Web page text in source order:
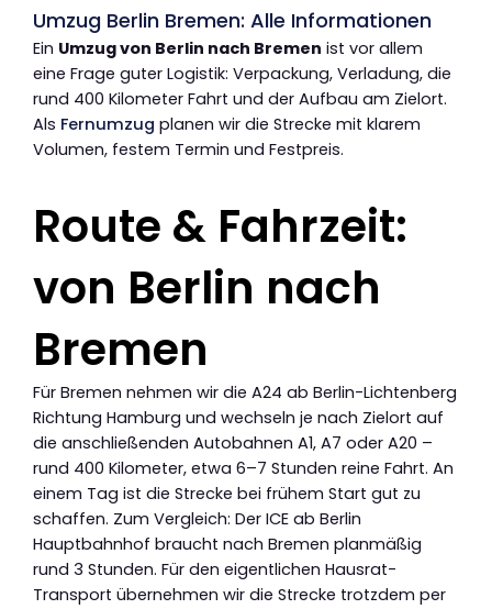
Umzug Berlin Bremen: Alle Informationen
Ein Umzug von Berlin nach Bremen ist vor allem
eine Frage guter Logistik: Verpackung, Verladung, die
rund 400 Kilometer Fahrt und der Aufbau am Zielort.
Als Fernumzug planen wir die Strecke mit klarem
Volumen, festem Termin und Festpreis.
Route & Fahrzeit:
von Berlin nach
Bremen
Für Bremen nehmen wir die A24 ab Berlin-Lichtenberg
Richtung Hamburg und wechseln je nach Zielort auf
die anschließenden Autobahnen A1, A7 oder A20 –
rund 400 Kilometer, etwa 6–7 Stunden reine Fahrt. An
einem Tag ist die Strecke bei frühem Start gut zu
schaffen. Zum Vergleich: Der ICE ab Berlin
Hauptbahnhof braucht nach Bremen planmäßig
rund 3 Stunden. Für den eigentlichen Hausrat-
Transport übernehmen wir die Strecke trotzdem per